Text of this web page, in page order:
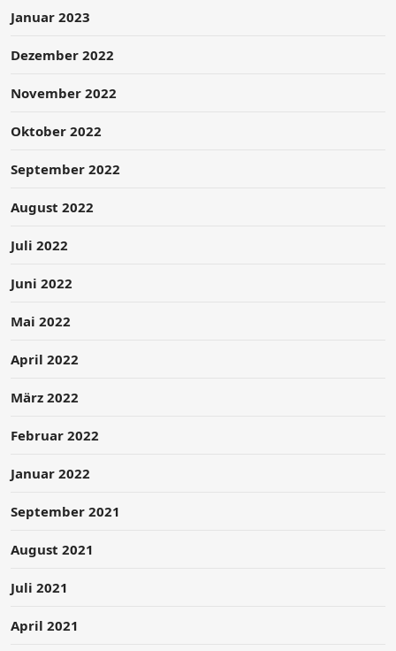
Januar 2023
Dezember 2022
November 2022
Oktober 2022
September 2022
August 2022
Juli 2022
Juni 2022
Mai 2022
April 2022
März 2022
Februar 2022
Januar 2022
September 2021
August 2021
Juli 2021
April 2021